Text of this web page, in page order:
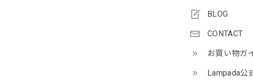
BLOG
CONTACT
お買い物ガ
Lampada公